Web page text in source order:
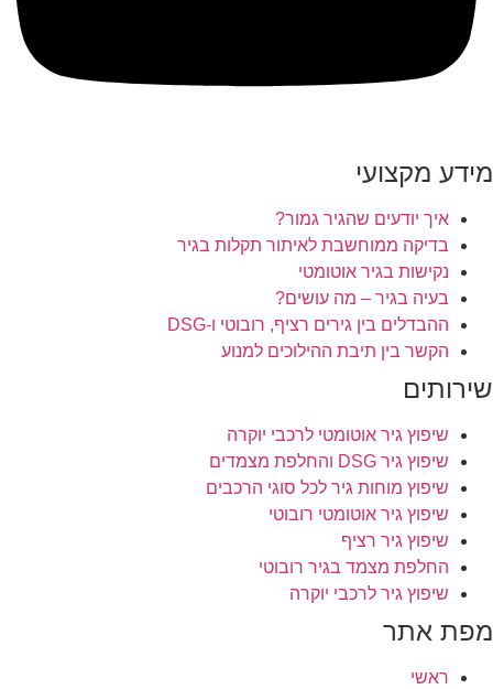
מידע מקצועי
איך יודעים שהגיר גמור?
בדיקה ממוחשבת לאיתור תקלות בגיר
נקישות בגיר אוטומטי
בעיה בגיר – מה עושים?
ההבדלים בין גירים רציף, רובוטי ו-DSG
הקשר בין תיבת ההילוכים למנוע
שירותים
שיפוץ גיר אוטומטי לרכבי יוקרה
שיפוץ גיר DSG והחלפת מצמדים
שיפוץ מוחות גיר לכל סוגי הרכבים
שיפוץ גיר אוטומטי רובוטי
שיפוץ גיר רציף
החלפת מצמד בגיר רובוטי
שיפוץ גיר לרכבי יוקרה
מפת אתר
ראשי